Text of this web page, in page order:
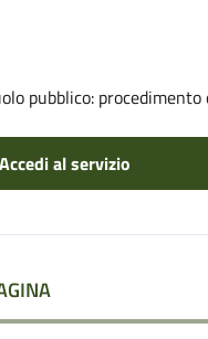
pubblico:
Accedi al servizio